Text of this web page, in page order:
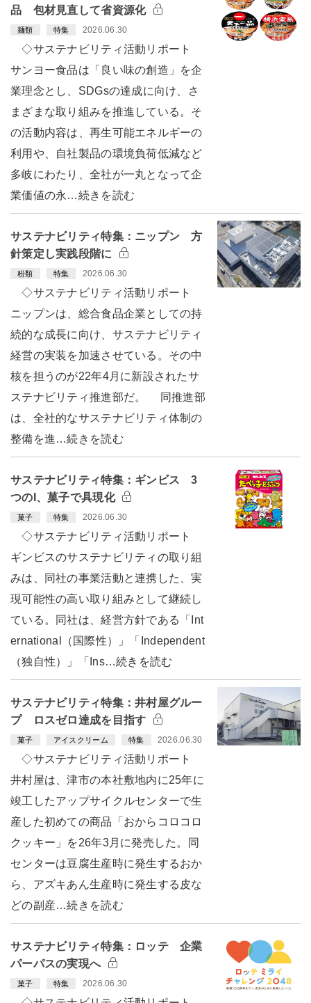
品 包材見直して省資源化
麺類 特集 2026.06.30
◇サステナビリティ活動リポート
サンヨー食品は「良い味の創造」を企
業理念とし、SDGsの達成に向け、さ
まざまな取り組みを推進している。そ
の活動内容は、再生可能エネルギーの
利用や、自社製品の環境負荷低減など
多岐にわたり、全社が一丸となって企
業価値の永…続きを読む
サステナビリティ特集：ニップン 方
針策定し実践段階に
粉類 特集 2026.06.30
◇サステナビリティ活動リポート
ニップンは、総合食品企業としての持
続的な成長に向け、サステナビリティ
経営の実装を加速させている。その中
核を担うのが22年4月に新設されたサ
ステナビリティ推進部だ。 同推進部
は、全社的なサステナビリティ体制の
整備を進…続きを読む
サステナビリティ特集：ギンビス 3
つのI、菓子で具現化
菓子 特集 2026.06.30
◇サステナビリティ活動リポート
ギンビスのサステナビリティの取り組
みは、同社の事業活動と連携した、実
現可能性の高い取り組みとして継続し
ている。同社は、経営方針である「Int
ernational（国際性）」「Independent
（独自性）」「Ins…続きを読む
サステナビリティ特集：井村屋グルー
プ ロスゼロ達成を目指す
菓子 アイスクリーム 特集 2026.06.30
◇サステナビリティ活動リポート
井村屋は、津市の本社敷地内に25年に
竣工したアップサイクルセンターで生
産した初めての商品「おからコロコロ
クッキー」を26年3月に発売した。同
センターは豆腐生産時に発生するおか
ら、アズキあん生産時に発生する皮な
どの副産…続きを読む
サステナビリティ特集：ロッテ 企業
パーパスの実現へ
菓子 特集 2026.06.30